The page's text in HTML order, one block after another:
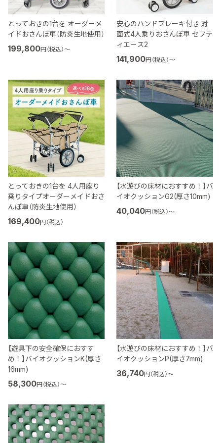
とっておきの1台を オーダーメ
イドおさんぽ車（防炎生地使用）
199,800円（税込）〜
安心のハンドブレーキ付き 対
面式4人乗りおさんぽ車 セフテ
ィエース2
141,900円（税込）〜
とっておきの1台を 4人用座り
乗りタイプオーダーメイドおさ
んぽ車（防炎生地使用）
169,400円（税込）
【水遊びの床材におすすめ！】バ
イオクッションG2(厚さ10mm)
40,040円（税込）〜
【遊具下の安全確保におすす
め！】バイオクッションK(厚さ
16mm)
58,300円（税込）〜
【水遊びの床材におすすめ！】バ
イオクッションP(厚さ7mm)
36,740円（税込）〜